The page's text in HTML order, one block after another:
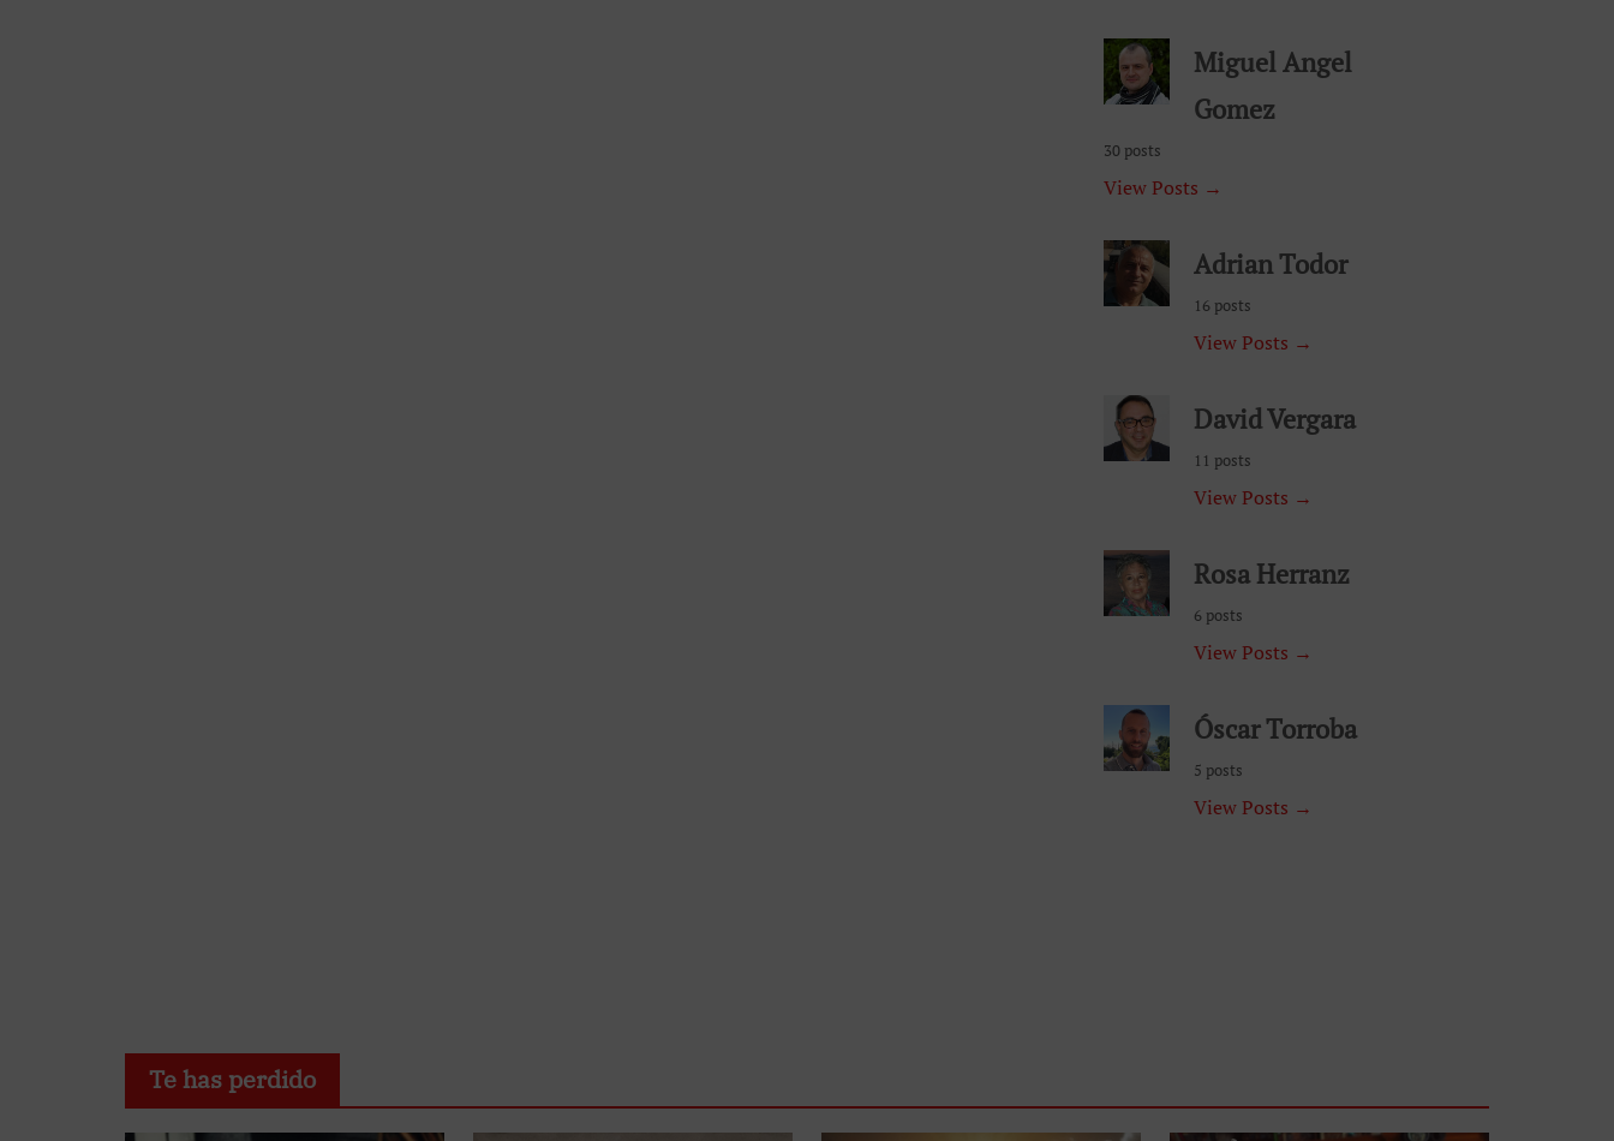
Miguel Angel
Gomez
30 posts
View Posts →
Adrian Todor
16 posts
View Posts →
David Vergara
11 posts
View Posts →
Rosa Herranz
6 posts
View Posts →
Óscar Torroba
5 posts
View Posts →
Te has perdido